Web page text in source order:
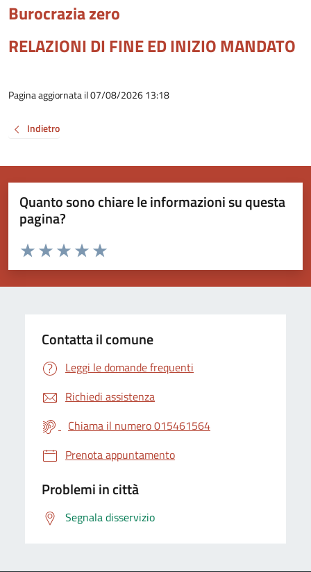
Burocrazia zero
RELAZIONI DI FINE ED INIZIO MANDATO
Pagina aggiornata il 07/08/2026 13:18
Indietro
Quanto sono chiare le informazioni su questa
pagina?
Valuta da 1 a 5 stelle la pagina
Valuta 5 stelle su 5
Valuta 4 stelle su 5
Valuta 3 stelle su 5
Valuta 2 stelle su 5
Valuta 1 stelle su 5
Contatta il comune
Leggi le domande frequenti
Richiedi assistenza
Chiama il numero 015461564
Prenota appuntamento
Problemi in città
Segnala disservizio